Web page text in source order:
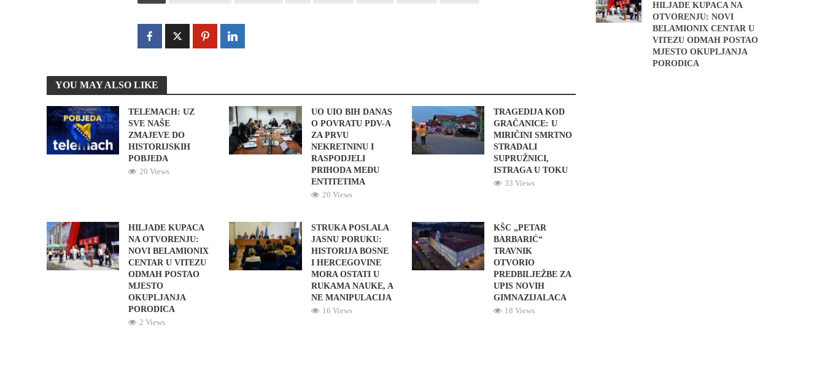
YOU MAY ALSO LIKE
TELEMACH: UZ
SVE NAŠE
ZMAJEVE DO
HISTORIJSKIH
POBJEDA
20 Views
UO UIO BIH DANAS
O POVRATU PDV-A
ZA PRVU
NEKRETNINU I
RASPODJELI
PRIHODA MEĐU
ENTITETIMA
20 Views
TRAGEDIJA KOD
GRAČANICE: U
MIRIČINI SMRTNO
STRADALI
SUPRUŽNICI,
ISTRAGA U TOKU
33 Views
HILJADE KUPACA
NA OTVORENJU:
NOVI BELAMIONIX
CENTAR U VITEZU
ODMAH POSTAO
MJESTO
OKUPLJANJA
PORODICA
2 Views
STRUKA POSLALA
JASNU PORUKU:
HISTORIJA BOSNE
I HERCEGOVINE
MORA OSTATI U
RUKAMA NAUKE, A
NE MANIPULACIJA
16 Views
KŠC „PETAR
BARBARIĆ“
TRAVNIK
OTVORIO
PREDBILJEŽBE ZA
UPIS NOVIH
GIMNAZIJALACA
18 Views
HILJADE KUPACA NA
OTVORENJU: NOVI
BELAMIONIX CENTAR U
VITEZU ODMAH POSTAO
MJESTO OKUPLJANJA
PORODICA